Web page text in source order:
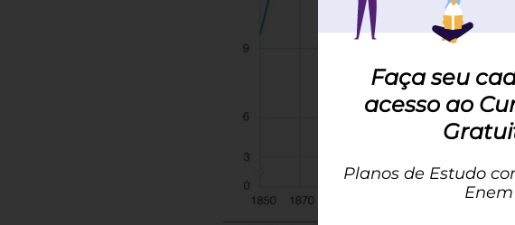
Faça seu
acesso ao
Planos de Estudo
Enem